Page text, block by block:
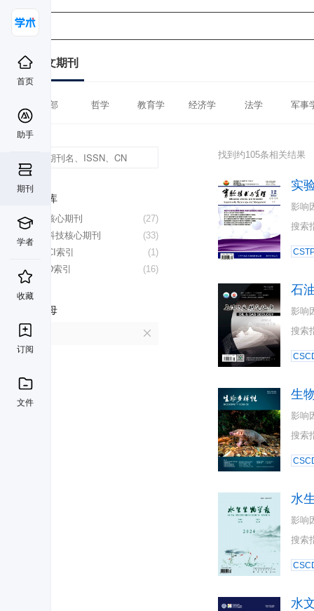
首页
助手
期刊
学者
收藏
订阅
文件
中文期刊
全部 哲学 教育学 经济学 法学 军事
数据库
(27)
北大核心期刊
(33)
中国科技核心期刊
(1)
CSSCI索引
(16)
CSCD索引
首字母
找到约105条相关结果
实
影响
搜索
石
影响
搜索
生
影响
搜索
水
影响
搜索
水